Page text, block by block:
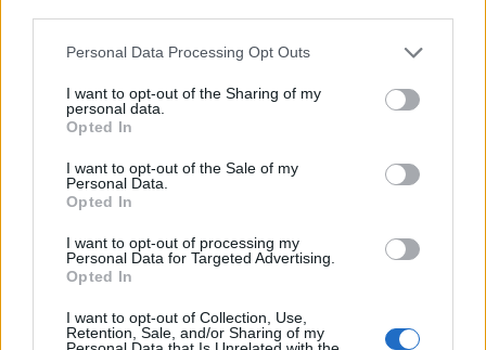
Please note that this website/app uses one or more Google
not limited to your visit or usage behaviour. You may click to
grant or deny consent to Google and its third-party tags to
use your data for below specified purposes in below Google
consent section.
Personal Data Processing Opt Outs
I want to opt-out of the Sharing of my
personal data.
Opted In
I want to opt-out of the Sale of my
Personal Data.
Opted In
I want to opt-out of processing my
Personal Data for Targeted Advertising.
Opted In
I want to opt-out of Collection, Use,
Retention, Sale, and/or Sharing of my
“végzettségénél magasabb
vagy alacsonyabb” pozícióban dolgozik. Ez a
tudás mellett egy másik területre hívja
fel a figyelmet. A végzettségen kívül a szakmában
(munkaerőpiaci, élethelyzetbeli) és pszichológiai
tényezők (például
az elköteleződés, az önértékelés, a
is jelentősen befolyásolják. A mesterdiploma
önmagában nem előny tudatosság,